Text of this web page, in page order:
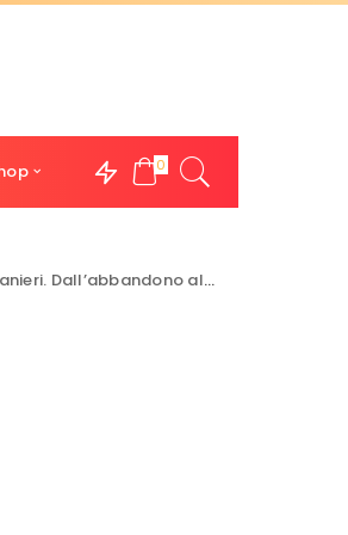
0
Dall’abbandono alla riscoperta.